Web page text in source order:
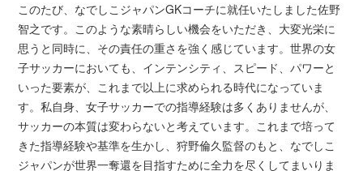
このたび、なでしこジャパンGKコーチに就任いたしました佐野
智之です。このような素晴らしい機会をいただき、大変光栄に
思うと同時に、その責任の重さを強く感じています。世界の女
子サッカーにおいても、インテンシティ、スピード、パワーと
いった要素が、これまで以上に求められる時代になっていま
す。私自身、女子サッカーでの指導経験は多くありませんが、
サッカーの本質は変わらないと考えています。これまで培って
きた指導経験や基準を生かし、狩野倫久監督のもと、なでしこ
ジャパンが世界一奪還を目指すために全力を尽くしてまいりま